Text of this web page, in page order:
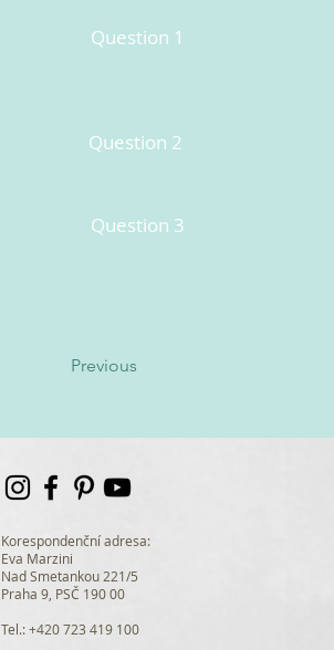
Question 1
Question 2
Question 3
Previous
Korespondenční adresa:
Eva Marzini
Nad Smetankou 221/5
Praha 9, PSČ 190 00
Tel.: +420 723 419 100